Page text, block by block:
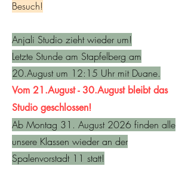
Besuch!
Anjali Studio zieht wieder um!
Letzte Stunde am Stapfelberg am
20.August um 12:15 Uhr mit Duane.
Vom 21.August - 30.August bleibt das
Studio geschlossen!
Ab Montag 31. August 2026 finden alle
unsere Klassen wieder an der
Spalenvorstadt 11 statt!